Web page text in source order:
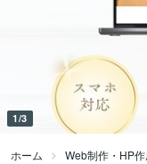
1/3
ホーム Web制作・HP